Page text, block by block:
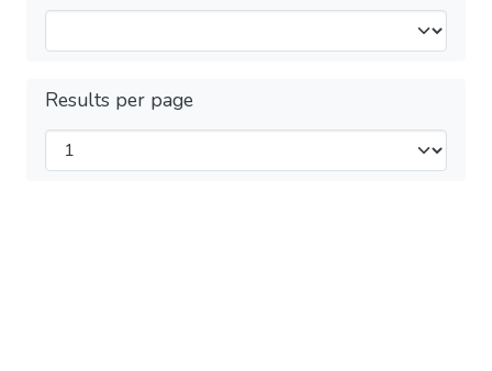
Results per page